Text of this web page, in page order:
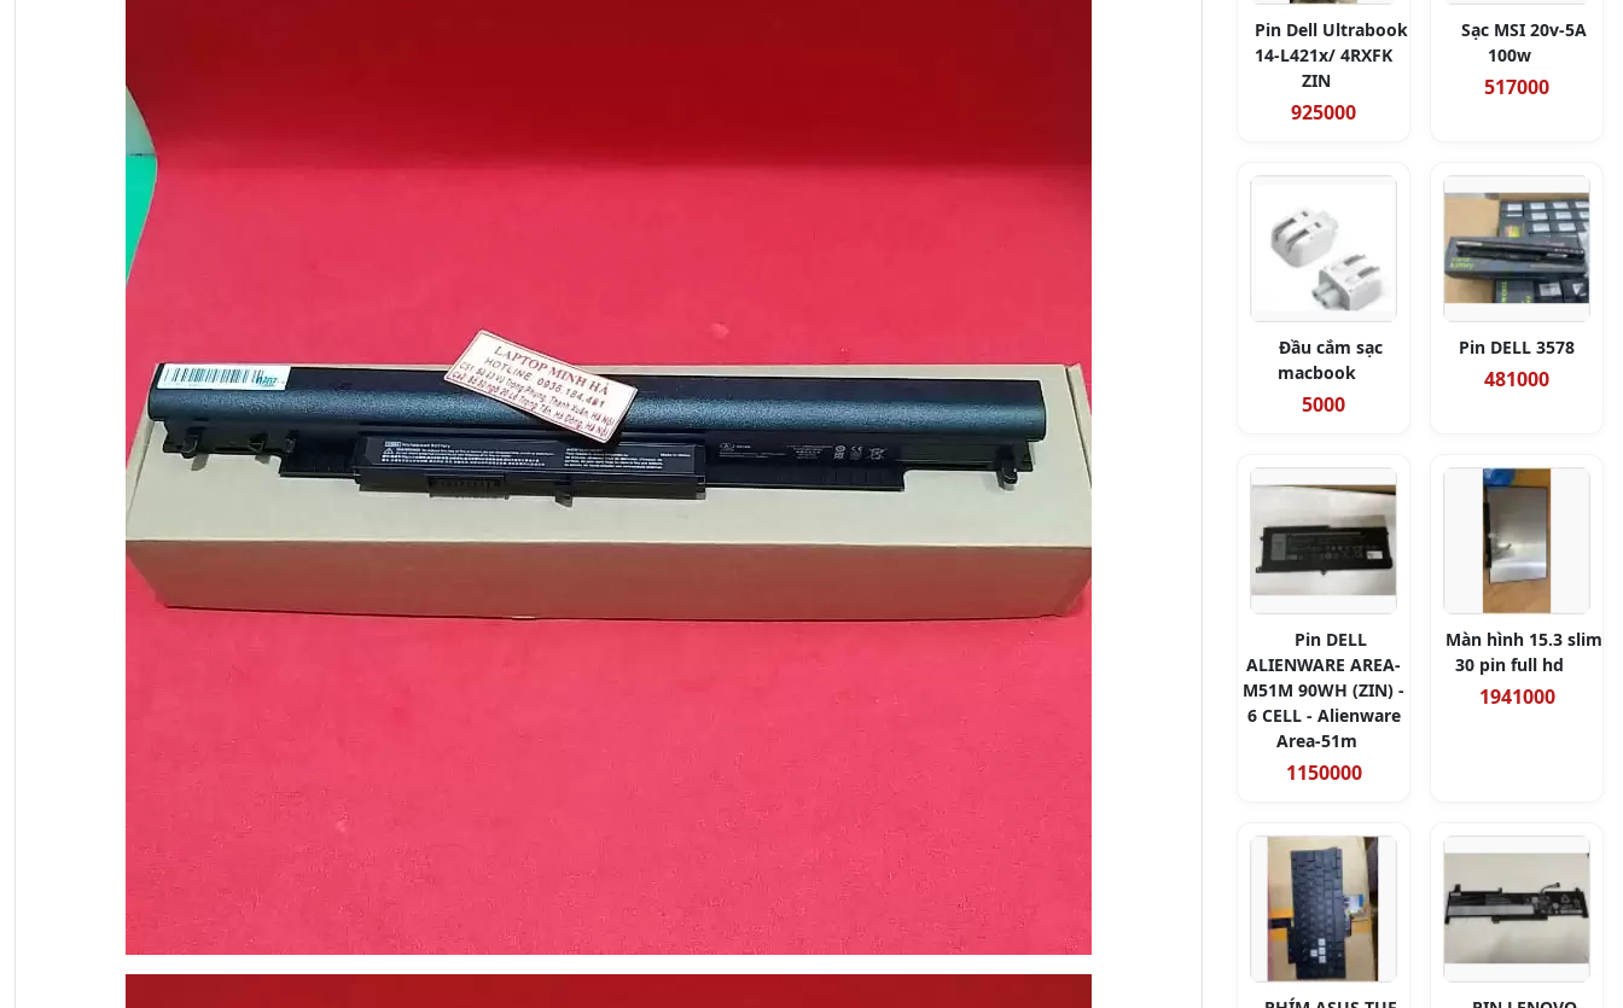
Pin Dell Ultrabook
14-L421x/ 4RXFK
ZIN
925000
Sạc MSI 20v-5A
100w
517000
Đầu cắm sạc
macbook
5000
Pin DELL 3578
481000
Pin DELL
ALIENWARE AREA-
M51M 90WH (ZIN) -
6 CELL - Alienware
Area-51m
1150000
Màn hình 15.3 slim
30 pin full hd
1941000